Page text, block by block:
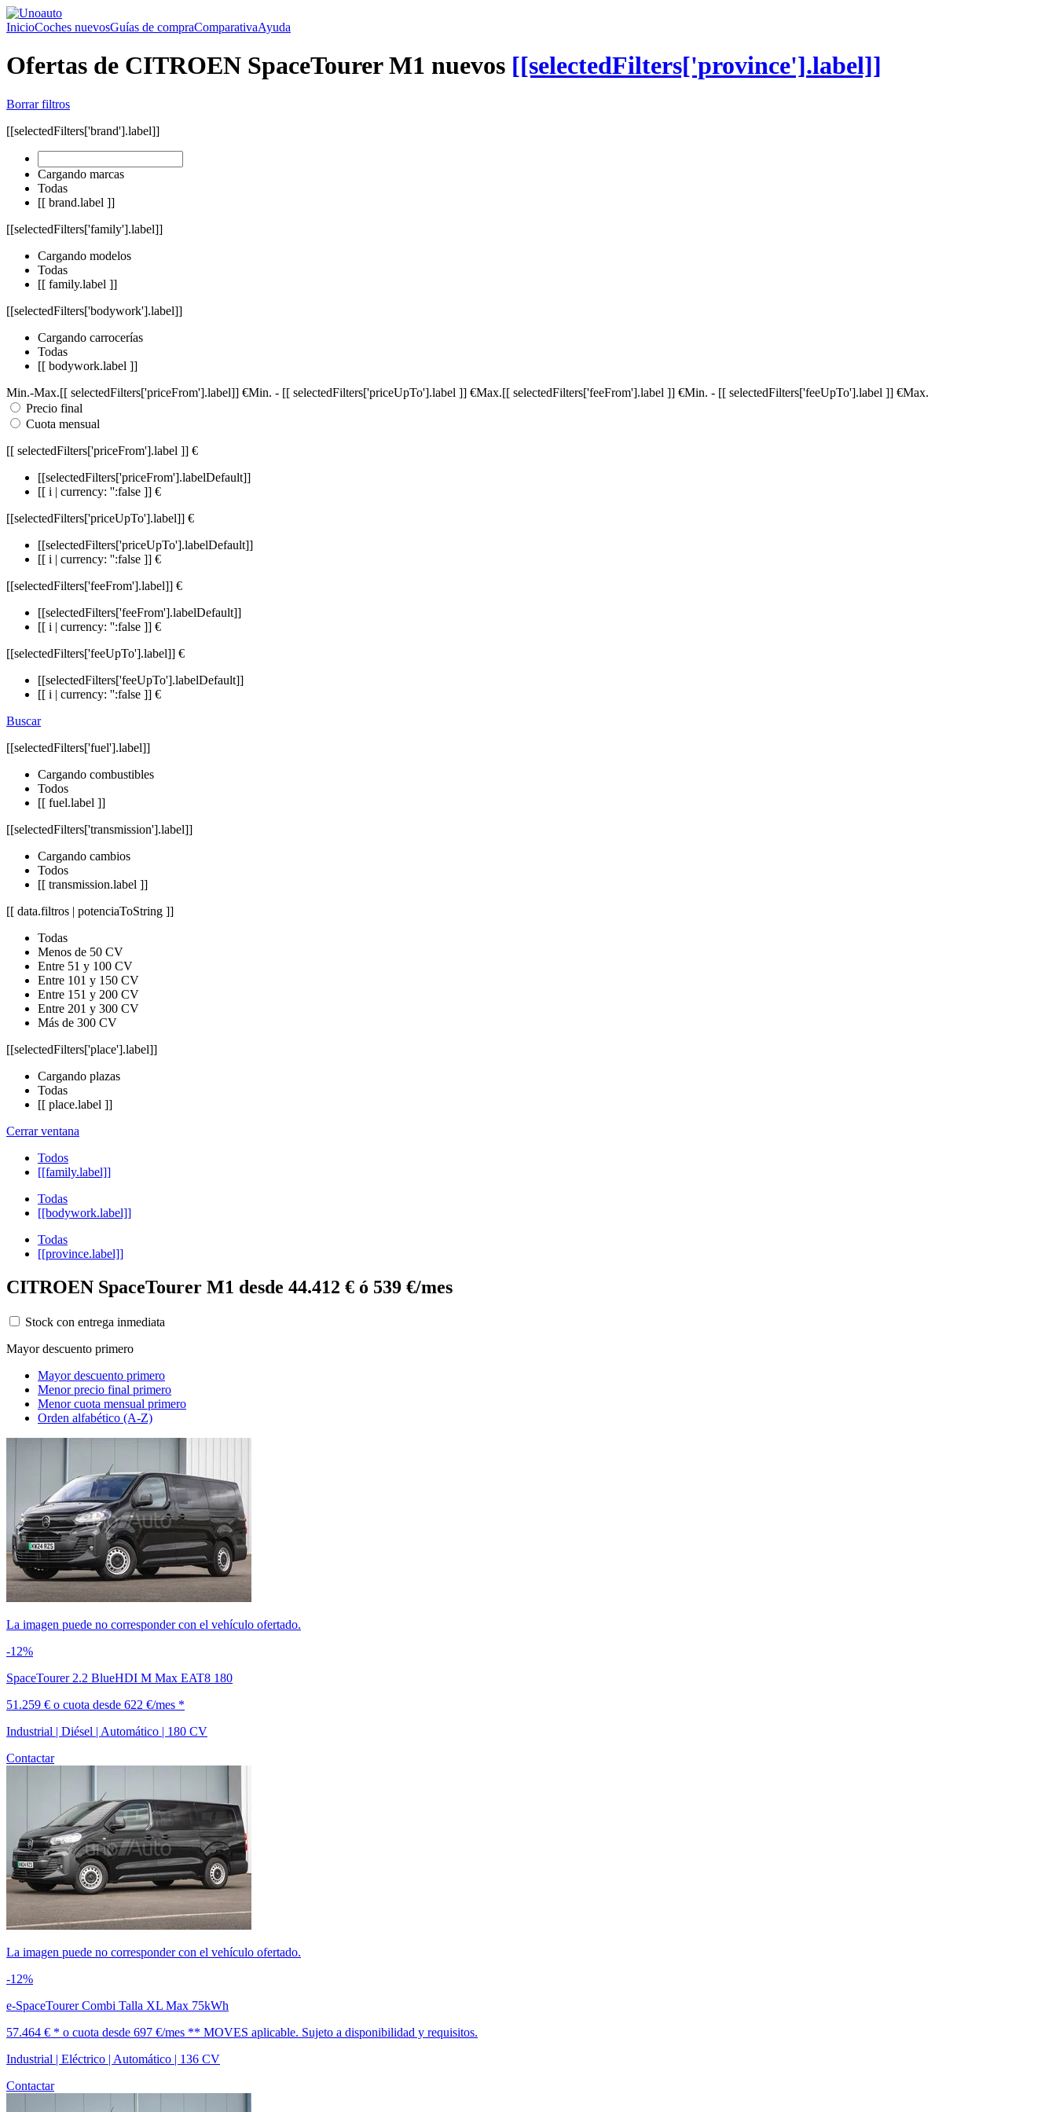
InicioCoches nuevosGuías de compraComparativaAyuda
Ofertas de CITROEN SpaceTourer M1 nuevos [[selectedFilters['province'].label]]
Borrar filtros
[[selectedFilters['brand'].label]]
Cargando marcas
Todas
[[ brand.label ]]
[[selectedFilters['family'].label]]
Cargando modelos
Todas
[[ family.label ]]
[[selectedFilters['bodywork'].label]]
Cargando carrocerías
Todas
[[ bodywork.label ]]
Min.-Max.[[ selectedFilters['priceFrom'].label]] €Min. - [[ selectedFilters['priceUpTo'].label ]] €Max.[[ selectedFilters['feeFrom'].label ]] €Min. - [[ selectedFilters['feeUpTo'].label ]] €Max.
Precio final
Cuota mensual
[[ selectedFilters['priceFrom'].label ]] €
[[selectedFilters['priceFrom'].labelDefault]]
[[ i | currency: '':false ]] €
[[selectedFilters['priceUpTo'].label]] €
[[selectedFilters['priceUpTo'].labelDefault]]
[[ i | currency: '':false ]] €
[[selectedFilters['feeFrom'].label]] €
[[selectedFilters['feeFrom'].labelDefault]]
[[ i | currency: '':false ]] €
[[selectedFilters['feeUpTo'].label]] €
[[selectedFilters['feeUpTo'].labelDefault]]
[[ i | currency: '':false ]] €
Buscar
[[selectedFilters['fuel'].label]]
Cargando combustibles
Todos
[[ fuel.label ]]
[[selectedFilters['transmission'].label]]
Cargando cambios
Todos
[[ transmission.label ]]
[[ data.filtros | potenciaToString ]]
Todas
Menos de 50 CV
Entre 51 y 100 CV
Entre 101 y 150 CV
Entre 151 y 200 CV
Entre 201 y 300 CV
Más de 300 CV
[[selectedFilters['place'].label]]
Cargando plazas
Todas
[[ place.label ]]
Cerrar ventana
Todos
[[family.label]]
Todas
[[bodywork.label]]
Todas
[[province.label]]
CITROEN SpaceTourer M1 desde 44.412 € ó 539 €/mes
Stock con entrega inmediata
Mayor descuento primero
Mayor descuento primero
Menor precio final primero
Menor cuota mensual primero
Orden alfabético (A-Z)
La imagen puede no corresponder con el vehículo ofertado.
-12%
SpaceTourer 2.2 BlueHDI M Max EAT8 180
51.259 € o cuota desde 622 €/mes *
Industrial | Diésel | Automático | 180 CV
Contactar
La imagen puede no corresponder con el vehículo ofertado.
-12%
e-SpaceTourer Combi Talla XL Max 75kWh
57.464 € * o cuota desde 697 €/mes ** MOVES aplicable. Sujeto a disponibilidad y requisitos.
Industrial | Eléctrico | Automático | 136 CV
Contactar